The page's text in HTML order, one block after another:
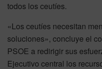
todos los ceutíes.
«Los ceutíes necesitan
soluciones», concluye el
PSOE a redirigir sus
Ejecutivo central los